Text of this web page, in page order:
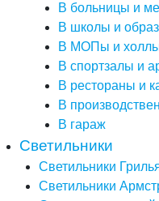
В больницы и
В школы и
В МОПы и
В спортзалы и
В рестораны и
В
В гараж
Светильники
Светильники
Светильники